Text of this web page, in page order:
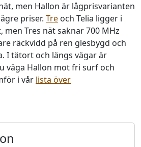
men Hallon är lågprisvarianten
priser. Tre och Telia ligger i
men Tres nät saknar 700 MHz
räckvidd på ren glesbygd och
I tätort och längs vägar är
väga Hallon mot fri surf och
i vår lista över